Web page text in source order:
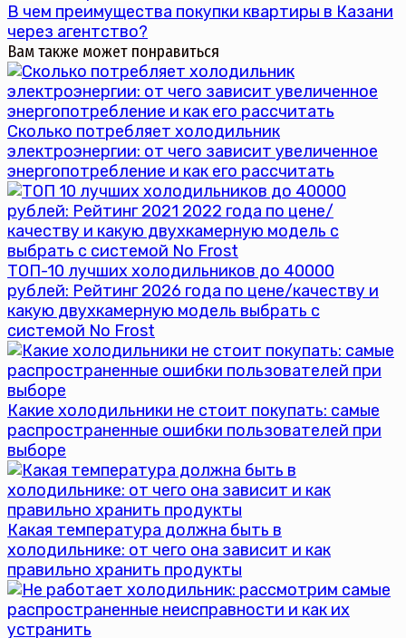
В чем преимущества покупки квартиры в Казани
через агентство?
Вам также может понравиться
Сколько потребляет холодильник
электроэнергии: от чего зависит увеличенное
энергопотребление и как его рассчитать
ТОП-10 лучших холодильников до 40000
рублей: Рейтинг 2026 года по цене/качеству и
какую двухкамерную модель выбрать с
системой No Frost
Какие холодильники не стоит покупать: самые
распространенные ошибки пользователей при
выборе
Какая температура должна быть в
холодильнике: от чего она зависит и как
правильно хранить продукты